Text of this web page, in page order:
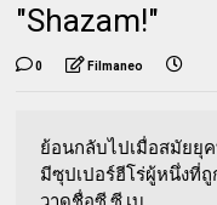
"Shazam!"
0 Filmaneo
ย้อนกลับไปเมื่อสมัยยุ
มีซุปเปอร์ฮีโร่ผู้หนึ่งที่ถู